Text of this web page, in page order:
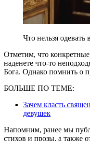
Что нельзя одевать
Отметим, что
наденете что-то
Бога. Однако помнить о
БОЛЬШЕ ПО ТЕМЕ:
Зачем класть
девушек
Напомним, ранее мы
стихов и прозы, а также